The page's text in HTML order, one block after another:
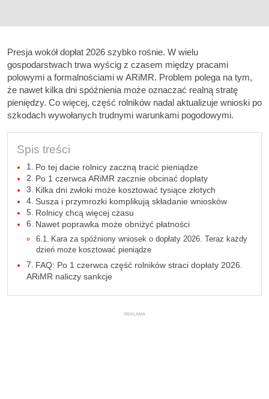
Presja wokół dopłat 2026 szybko rośnie. W wielu
gospodarstwach trwa wyścig z czasem między pracami
polowymi a formalnościami w ARiMR. Problem polega na tym,
że nawet kilka dni spóźnienia może oznaczać realną stratę
pieniędzy. Co więcej, część rolników nadal aktualizuje wnioski po
szkodach wywołanych trudnymi warunkami pogodowymi.
Spis treści
Po tej dacie rolnicy zaczną tracić pieniądze
Po 1 czerwca ARiMR zacznie obcinać dopłaty
Kilka dni zwłoki może kosztować tysiące złotych
Susza i przymrozki komplikują składanie wniosków
Rolnicy chcą więcej czasu
Nawet poprawka może obniżyć płatności
Kara za spóźniony wniosek o dopłaty 2026. Teraz każdy
dzień może kosztować pieniądze
FAQ: Po 1 czerwca część rolników straci dopłaty 2026.
ARiMR naliczy sankcje
REKLAMA